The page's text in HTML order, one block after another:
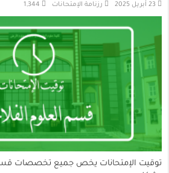
23 أبريل 2025 رزنامة الإمتحانات 1,344
توقيت الإمتحانات يخص جميع تخصصات قسم